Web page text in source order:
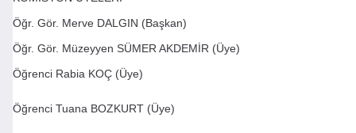
Öğr. Gör. Merve DALGIN (Başkan)
Öğr. Gör. Müzeyyen SÜMER AKDEMİR (Üye)
Öğrenci Rabia KOÇ (Üye)
Öğrenci Tuana BOZKURT (Üye)